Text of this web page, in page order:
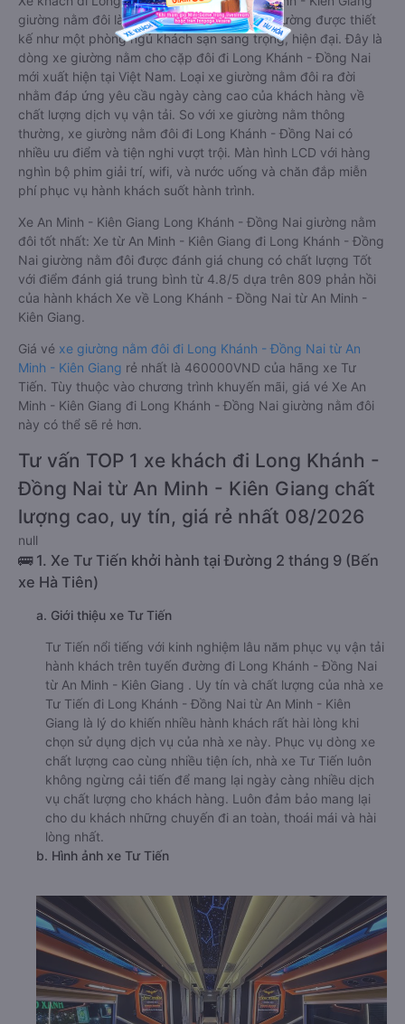
giường nằm đôi là loại xe đặc biệt. Với mỗi giường được thiết
kế như một phòng ngủ khách sạn sang trọng, hiện đại. Đây là
dòng xe giường nằm cho cặp đôi đi Long Khánh - Đồng Nai
mới xuất hiện tại Việt Nam. Loại xe giường nằm đôi ra đời
nhằm đáp ứng yêu cầu ngày càng cao của khách hàng về
chất lượng dịch vụ vận tải. So với xe giường nằm thông
thường, xe giường nằm đôi đi Long Khánh - Đồng Nai có
nhiều ưu điểm và tiện nghi vượt trội. Màn hình LCD với hàng
nghìn bộ phim giải trí, wifi, và nước uống và chăn đắp miễn
phí phục vụ hành khách suốt hành trình.
Xe An Minh - Kiên Giang Long Khánh - Đồng Nai giường nằm
đôi tốt nhất: Xe từ An Minh - Kiên Giang đi Long Khánh - Đồng
Nai giường nằm đôi được đánh giá chung có chất lượng Tốt
với điểm đánh giá trung bình từ 4.8/5 dựa trên 809 phản hồi
của hành khách Xe về Long Khánh - Đồng Nai từ An Minh -
Kiên Giang.
Giá vé xe giường nằm đôi đi Long Khánh - Đồng Nai từ An
Minh - Kiên Giang rẻ nhất là 460000VND của hãng xe Tư
Tiến. Tùy thuộc vào chương trình khuyến mãi, giá vé Xe An
Minh - Kiên Giang đi Long Khánh - Đồng Nai giường nằm đôi
này có thể sẽ rẻ hơn.
Tư vấn TOP 1 xe khách đi Long Khánh -
Đồng Nai từ An Minh - Kiên Giang chất
lượng cao, uy tín, giá rẻ nhất 08/2026
null
🚌 1. Xe Tư Tiến khởi hành tại Đường 2 tháng 9 (Bến
xe Hà Tiên)
a. Giới thiệu xe Tư Tiến
Tư Tiến nổi tiếng với kinh nghiệm lâu năm phục vụ vận tải
hành khách trên tuyến đường đi Long Khánh - Đồng Nai
từ An Minh - Kiên Giang . Uy tín và chất lượng của nhà xe
Tư Tiến đi Long Khánh - Đồng Nai từ An Minh - Kiên
Giang là lý do khiến nhiều hành khách rất hài lòng khi
chọn sử dụng dịch vụ của nhà xe này. Phục vụ dòng xe
chất lượng cao cùng nhiều tiện ích, nhà xe Tư Tiến luôn
không ngừng cải tiến để mang lại ngày càng nhiều dịch
vụ chất lượng cho khách hàng. Luôn đảm bảo mang lại
cho du khách những chuyến đi an toàn, thoái mái và hài
lòng nhất.
b. Hình ảnh xe Tư Tiến